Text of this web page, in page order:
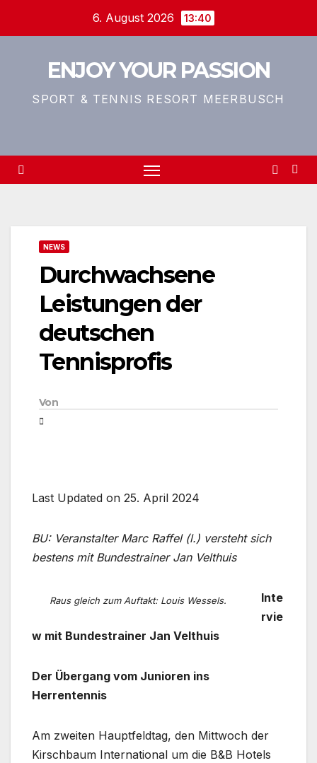
6. August 2026 13:40
ENJOY YOUR PASSION
SPORT & TENNIS RESORT MEERBUSCH
NEWS
Durchwachsene
Leistungen der
deutschen
Tennisprofis
Von
Last Updated on 25. April 2024
BU: Veranstalter Marc Raffel (l.) versteht sich
bestens mit Bundestrainer Jan Velthuis
Raus gleich zum Auftakt: Louis Wessels.
Inte
rvie
w mit Bundestrainer Jan Velthuis
Der Übergang vom Junioren ins
Herrentennis
Am zweiten Hauptfeldtag, den Mittwoch der
Kirschbaum International um die B&B Hotels